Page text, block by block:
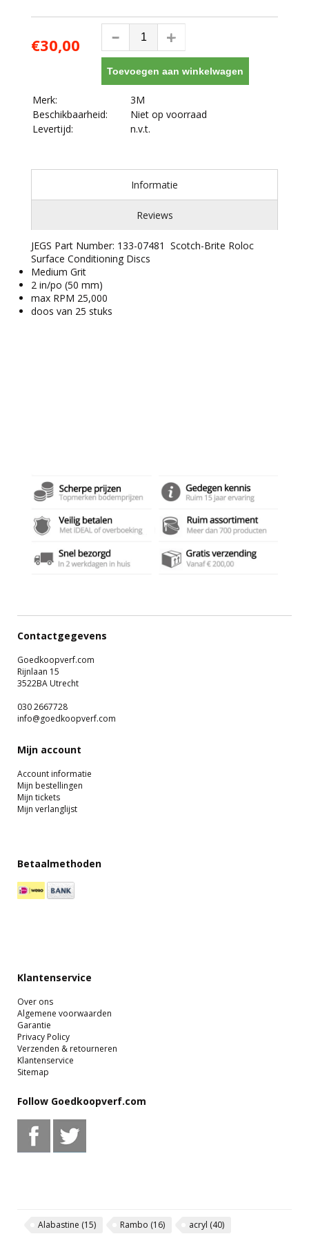
€30,00
Toevoegen aan winkelwagen
Merk:
3M
Beschikbaarheid:
Niet op voorraad
Levertijd:
n.v.t.
Informatie
Reviews
JEGS Part Number: 133-07481 Scotch-Brite Roloc
Surface Conditioning Discs
Medium Grit
2 in/po (50 mm)
max RPM 25,000
doos van 25 stuks
Contactgegevens
Goedkoopverf.com
Rijnlaan 15
3522BA Utrecht
030 2667728
info@goedkoopverf.com
Mijn account
Account informatie
Mijn bestellingen
Mijn tickets
Mijn verlanglijst
Betaalmethoden
Klantenservice
Over ons
Algemene voorwaarden
Garantie
Privacy Policy
Verzenden & retourneren
Klantenservice
Sitemap
Follow Goedkoopverf.com
Alabastine (15) Rambo (16) acryl (40)